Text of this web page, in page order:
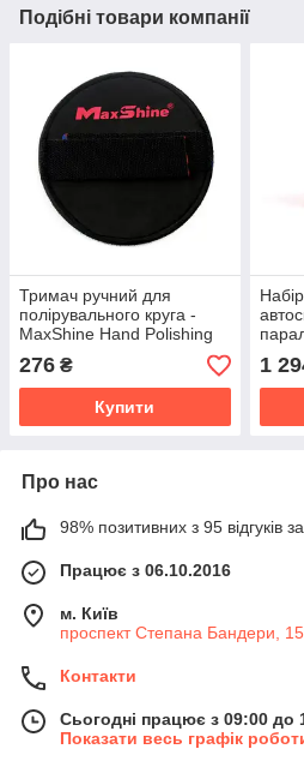
Подібні товари компанії
Тримач ручний для
полірувального круга -
MaxShine Hand Polishing
(701201)
276 ₴
Купити
Set
1
Про нас
98% позитивних з 95 відгуків за
Працює з 06.10.2016
м. Київ
проспект Степана Бандери,
Контакти
Сьогодні працює з 09:00 до
Показати весь графік